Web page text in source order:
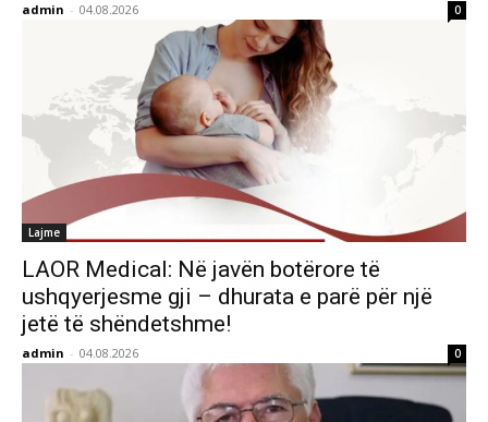
admin - 04.08.2026 0
Lajme
LAOR Medical: Në javën botërore të
ushqyerjesme gji – dhurata e parë për një
jetë të shëndetshme!
admin - 04.08.2026 0